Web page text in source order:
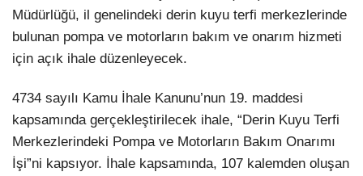
Müdürlüğü, il genelindeki derin kuyu terfi merkezlerinde
bulunan pompa ve motorların bakım ve onarım hizmeti
için açık ihale düzenleyecek.
4734 sayılı Kamu İhale Kanunu’nun 19. maddesi
kapsamında gerçekleştirilecek ihale, “Derin Kuyu Terfi
Merkezlerindeki Pompa ve Motorların Bakım Onarımı
İşi”ni kapsıyor. İhale kapsamında, 107 kalemden oluşan